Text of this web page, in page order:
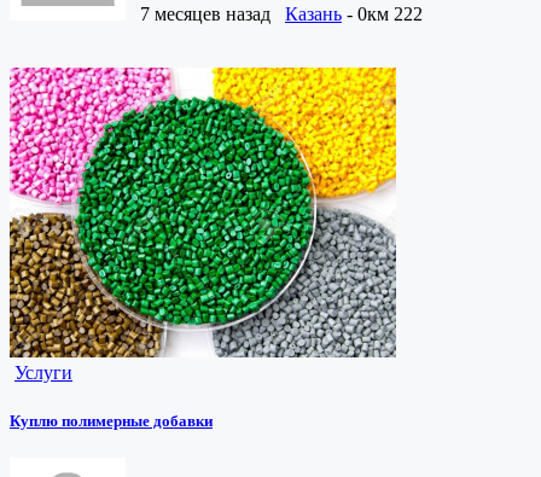
7 месяцев назад Казань - 0км 222
Услуги
Куплю полимерные добавки